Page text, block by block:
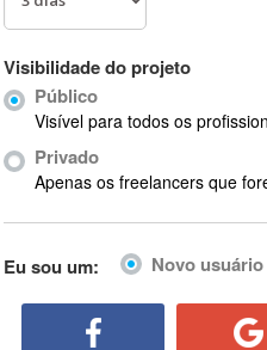
ABIS
AbleCommerce
Ableton Live
Abstract Window Toolkit (AWT)
Visibilidade do projeto
Público
Visível para todos os
Privado
Apenas os freelancers que
Eu sou um: Novo usuário